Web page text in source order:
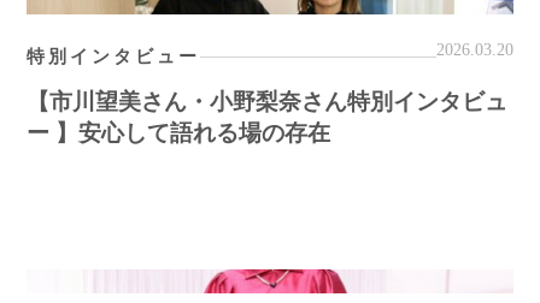
特別インタビュー 2026.03.20
【市川望美さん・小野梨奈さん特別インタビュ
ー 】安心して語れる場の存在